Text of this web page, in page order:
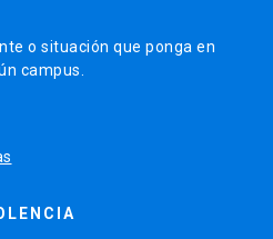
o situación que ponga en
campus.